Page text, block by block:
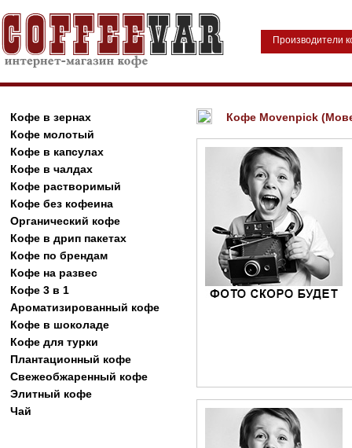
Производители
Кофе в зернах
Кофе молотый
Кофе в капсулах
Кофе в чалдах
Кофе растворимый
Кофе без кофеина
Органический кофе
Кофе в дрип пакетах
Кофе по брендам
Кофе на развес
Кофе 3 в 1
Ароматизированный кофе
Кофе в шоколаде
Кофе для турки
Плантационный кофе
Свежеобжаренный кофе
Элитный кофе
Чай
Кофе Movenpick